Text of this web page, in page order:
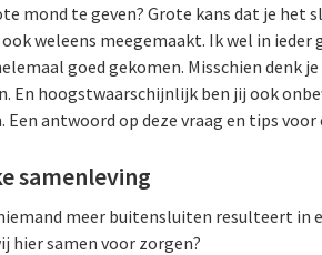
mond te geven? Grote kans dat je het
weleens meegemaakt. Ik wel in
goed gekomen. Misschien denk
En hoogstwaarschijnlijk ben jij ook
Een antwoord op deze vraag en tips
samenleving
meer buitensluiten resulteert in
hier samen voor zorgen?